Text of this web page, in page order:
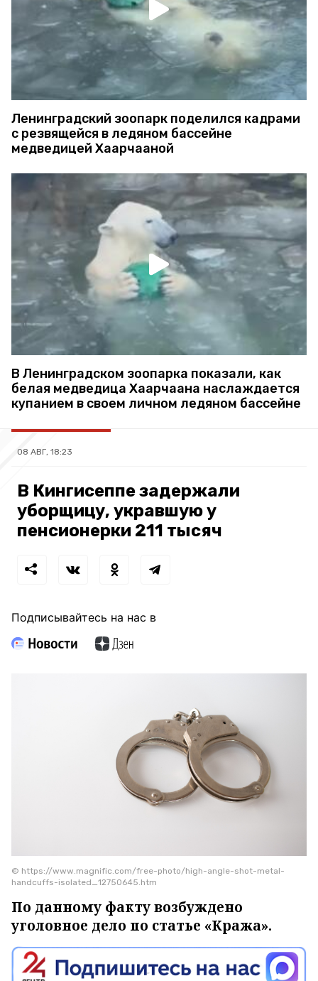
Ленинградский зоопарк поделился кадрами
с резвящейся в ледяном бассейне
медведицей Хаарчааной
В Ленинградском зоопарка показали, как
белая медведица Хаарчаана наслаждается
купанием в своем личном ледяном бассейне
08 АВГ, 18:23
В Кингисеппе задержали
уборщицу, укравшую у
пенсионерки 211 тысяч
Подписывайтесь на нас в
© https://www.magnific.com/free-photo/high-angle-shot-metal-
handcuffs-isolated_12750645.htm
По данному факту возбуждено
уголовное дело по статье «Кража».